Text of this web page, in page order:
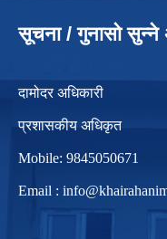
सूचना / गुनासो सुन्ने
दामोदर अधिकारी
प्रशासकीय अधिकृत
Mobile: 9845050671
Email :